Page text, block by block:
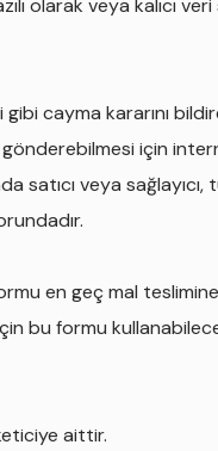
olarak veya kalıcı veri
cayma kararını
gönderebilmesi için
satıcı veya
en geç mal
bu formu
aittir.